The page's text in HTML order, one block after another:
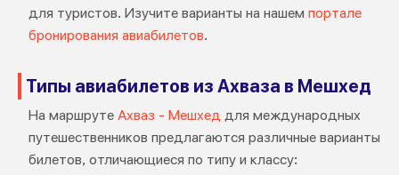
для туристов. Изучите варианты на нашем портале
бронирования авиабилетов.
Типы авиабилетов из Ахваза в Мешхед
На маршруте Ахваз - Мешхед для международных
путешественников предлагаются различные варианты
билетов, отличающиеся по типу и классу: